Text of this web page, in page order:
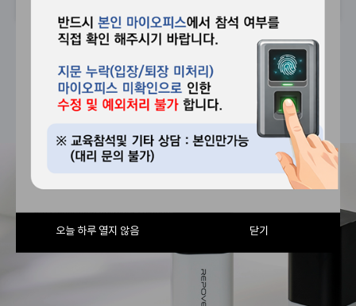
오늘 하루 열지 않음 닫기
오늘 하루 열지 않음 닫기
회사소개 브랜드 커뮤니티 고객센터